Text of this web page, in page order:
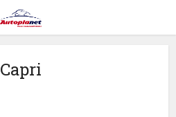
Capri